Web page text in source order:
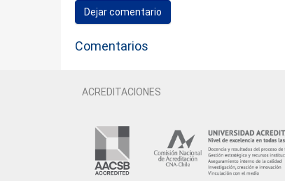
Dejar comentario
Comentarios
ACREDITACIONES